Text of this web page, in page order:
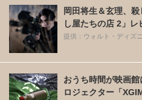
岡田将生＆玄理、
し屋たちの店 2」レ
提供：ウォルト・ディズ
おうち時間が映画
ロジェクター「